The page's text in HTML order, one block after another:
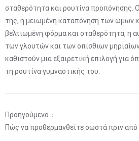
σταθερότητα και ρουτίνα προπόνησης.
της, η μειωμένη καταπόνηση των ώμων
βελτιωμένη φόρμα και σταθερότητα, η
των γλουτών και των οπίσθιων μηριαίων
καθιστούν μια εξαιρετική επιλογή για
τη ρουτίνα γυμναστικής του.
Προηγούμενο：
Πώς να προθερμανθείτε σωστά πριν